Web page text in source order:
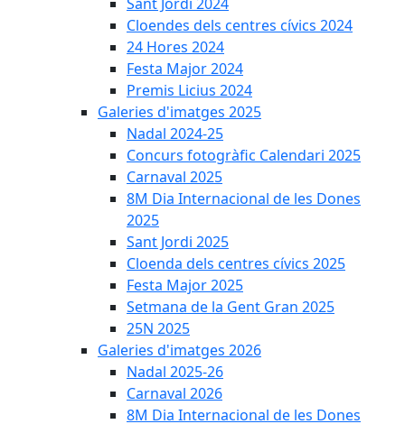
Cloendes dels centres cívics 2024
24 Hores 2024
Festa Major 2024
Premis Licius 2024
Galeries d'imatges 2025
Nadal 2024-25
Concurs fotogràfic Calendari 2025
Carnaval 2025
8M Dia Internacional de les Dones
2025
Sant Jordi 2025
Cloenda dels centres cívics 2025
Festa Major 2025
Setmana de la Gent Gran 2025
25N 2025
Galeries d'imatges 2026
Nadal 2025-26
Carnaval 2026
8M Dia Internacional de les Dones